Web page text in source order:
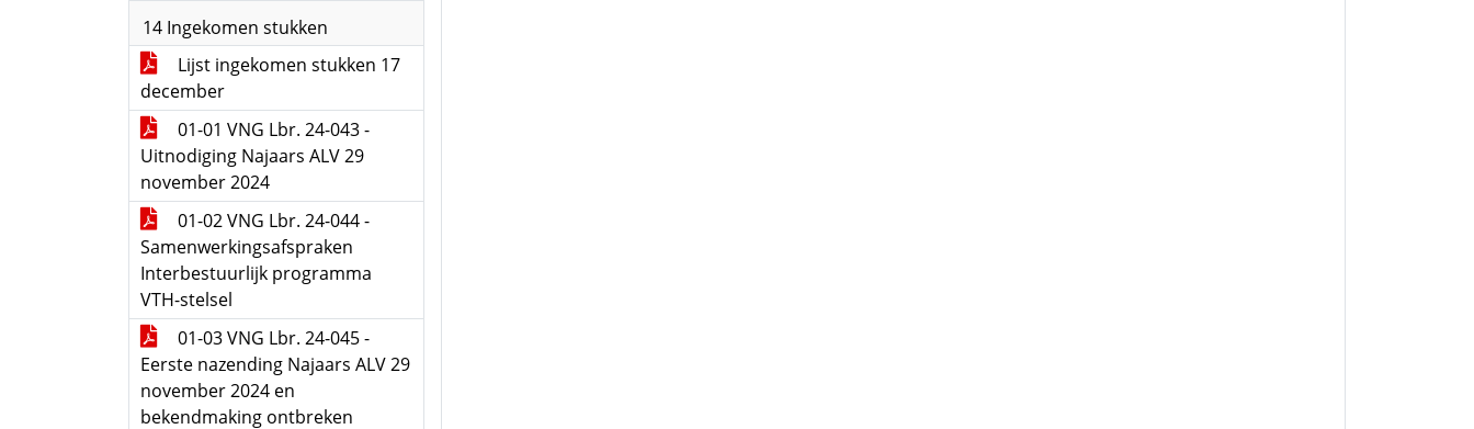
14 Ingekomen stukken
Lijst ingekomen stukken 17
december
01-01 VNG Lbr. 24-043 -
Uitnodiging Najaars ALV 29
november 2024
01-02 VNG Lbr. 24-044 -
Samenwerkingsafspraken
Interbestuurlijk programma
VTH-stelsel
01-03 VNG Lbr. 24-045 -
Eerste nazending Najaars ALV 29
november 2024 en
bekendmaking ontbreken